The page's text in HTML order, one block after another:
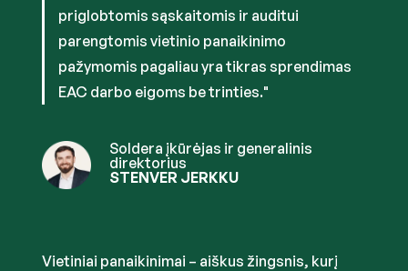
priglobtomis sąskaitomis ir auditui
parengtomis vietinio panaikinimo
pažymomis pagaliau yra tikras sprendimas
EAC darbo eigoms be trinties."
Soldera įkūrėjas ir generalinis
direktorius
STENVER JERKKU
Vietiniai panaikinimai – aiškus žingsnis, kurį